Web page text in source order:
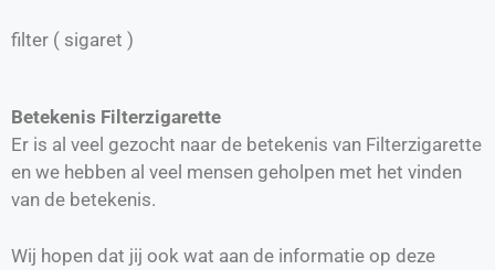
filter ( sigaret )
Betekenis Filterzigarette
Er is al veel gezocht naar de betekenis van Filterzigarette
en we hebben al veel mensen geholpen met het vinden
van de betekenis.
Wij hopen dat jij ook wat aan de informatie op deze